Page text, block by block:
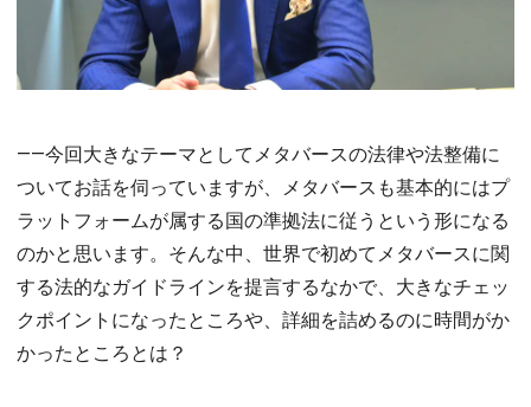
――今回大きなテーマとしてメタバースの法律や法整備に
ついてお話を伺っていますが、メタバースも基本的にはプ
ラットフォームが属する国の準拠法に従うという形になる
のかと思います。そんな中、世界で初めてメタバースに関
する法的なガイドラインを提言するなかで、大きなチェッ
クポイントになったところや、詳細を詰めるのに時間がか
かったところとは？